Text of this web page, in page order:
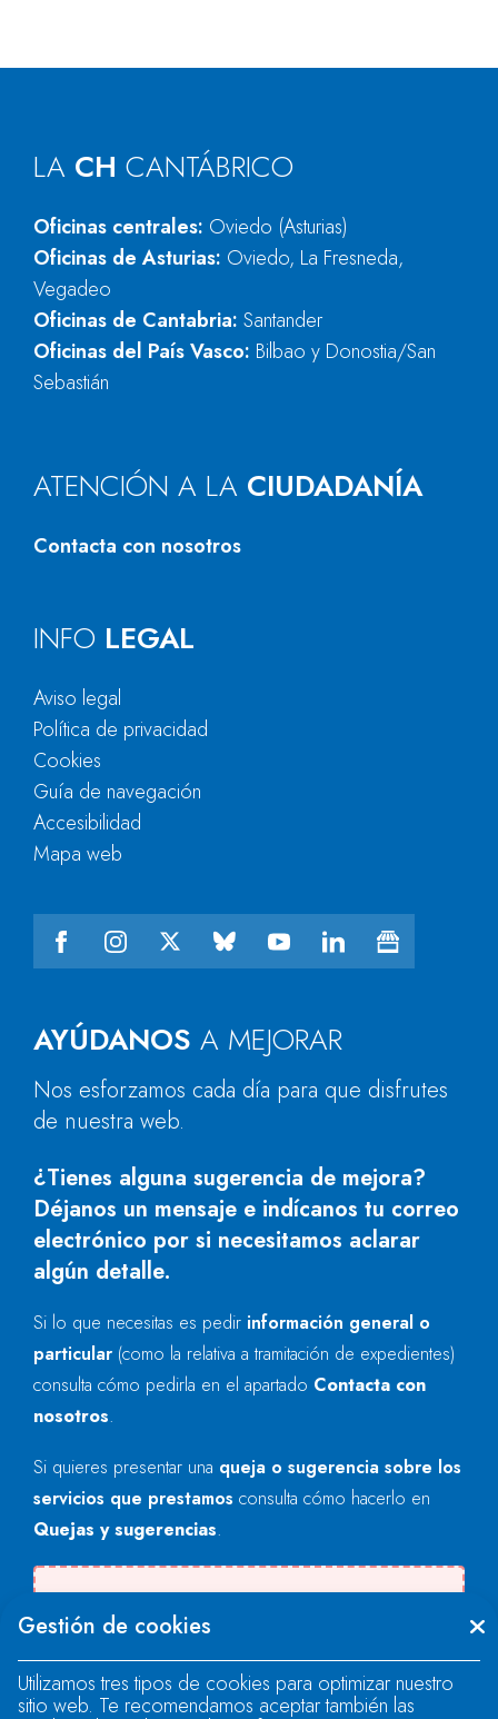
LA CH CANTÁBRICO
Oficinas centrales: Oviedo (Asturias)
Oficinas de Asturias: Oviedo, La Fresneda,
Vegadeo
Oficinas de Cantabria: Santander
Oficinas del País Vasco: Bilbao y Donostia/San
Sebastián
ATENCIÓN A LA CIUDADANÍA
Contacta con nosotros
AYÚDANOS A MEJORAR
Nos esforzamos cada día para que disfrutes
de nuestra web.
¿Tienes alguna sugerencia de mejora?
Déjanos un mensaje e indícanos tu correo
electrónico por si necesitamos aclarar
algún detalle.
Si lo que necesitas es pedir información general o
particular (como la relativa a tramitación de expedientes)
consulta cómo pedirla en el apartado Contacta con
nosotros.
Si quieres presentar una queja o sugerencia sobre los
servicios que prestamos consulta cómo hacerlo en
Quejas y sugerencias.
"text".
INFO LEGAL
Aviso legal
Política de privacidad
Cookies
Guía de navegación
Accesibilidad
Mapa web
Gestión de cookies
Utilizamos tres tipos de cookies para optimizar nuestro
sitio web. Te recomendamos aceptar también las